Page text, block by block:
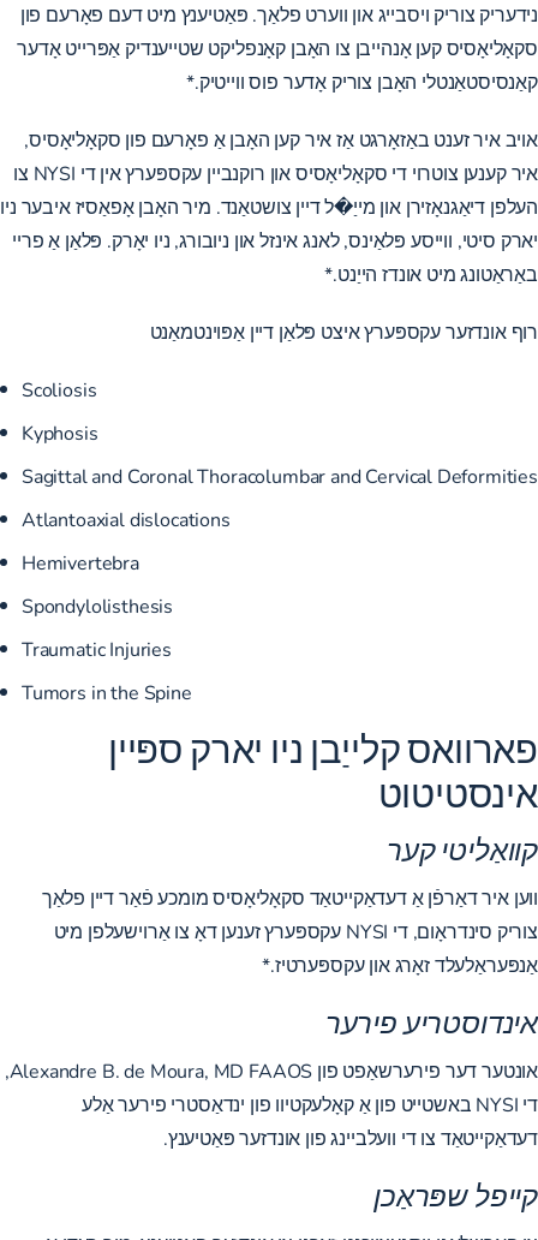
נידעריק צוריק ויסבייג און ווערט פלאַך. פּאַטיענץ מיט דעם פאָרעם פון
סקאָליאָסיס קען אָנהייבן צו האָבן קאָנפליקט שטייענדיק אַפּרייט אָדער
קאַנסיסטאַנטלי האָבן צוריק אָדער פוס ווייטיק.*
אויב איר זענט באַזאָרגט אַז איר קען האָבן אַ פאָרעם פון סקאָליאָסיס,
איר קענען צוטרוי די סקאָליאָסיס און רוקנביין עקספּערץ אין די NYSI צו
העלפן דיאַגנאָזירן און מייַ�ל דיין צושטאַנד. מיר האָבן אָפאַסיז איבער ניו
יארק סיטי, ווייסע פּלאַינס, לאנג אינזל און ניובורג, ניו יאָרק. פּלאַן אַ פריי
באַראַטונג מיט אונדז הייַנט.*
רוף אונדזער עקספּערץ איצט פּלאַן דיין אַפּוינטמאַנט
Scoliosis
Kyphosis
Sagittal and Coronal Thoracolumbar and Cervical Deformities
Atlantoaxial dislocations
Hemivertebra
Spondylolisthesis
Traumatic Injuries
Tumors in the Spine
פארוואס קלייַבן ניו יארק ספּיין
אינסטיטוט
קוואַליטי קער
ווען איר דאַרפֿן אַ דעדאַקייטאַד סקאָליאָסיס מומכע פֿאַר דיין פלאַך
צוריק סינדראָום, די NYSI עקספּערץ זענען דאָ צו אַרוישעלפן מיט
אַנפּעראַלעלד זאָרג און עקספּערטיז.*
אינדוסטריע פירער
אונטער דער פירערשאַפט פון Alexandre B. de Moura, MD FAAOS,
די NYSI באשטייט פון אַ קאָלעקטיוו פון ינדאַסטרי פירער אַלע
דעדאַקייטאַד צו די וועלביינג פון אונדזער פּאַטיענץ.
קייפל שפּראַכן